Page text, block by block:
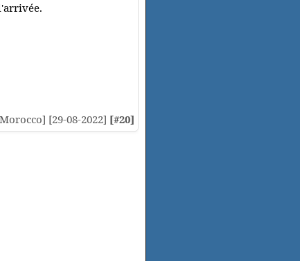
[29-08-2022] [#20]